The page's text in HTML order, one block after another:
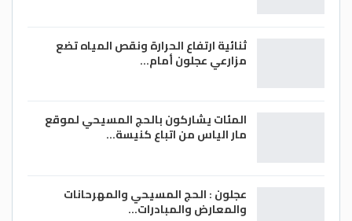
ثنائية ارتفاع الحرارة ونقص المياه تضع
مزارعي عجلون أمام…
المئات يشاركون بالحج المسيحي لموقع
مار الياس من اتباع كنيسة…
عجلون : الحج المسيحي والمهرحانات
والمعارض والمبادرات…